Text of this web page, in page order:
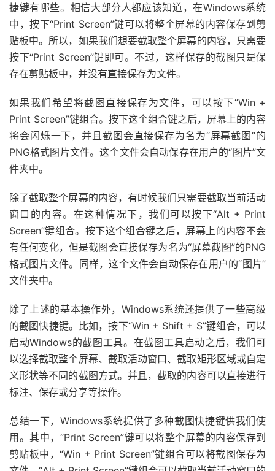
捷键有哪些。相信大部分人都应该知道，在Windows系统
中，按下“Print Screen”键可以将整个屏幕的内容保存到剪
贴板中。所以，如果我们想要截取整个屏幕的内容，只需要
按下“Print Screen”键即可。不过，这样保存的截图只是保
存在剪贴板中，并没有直接保存为文件。
如果我们希望将截图直接保存为文件，可以按下“Win +
Print Screen”键组合。按下这个组合键之后，屏幕上的内容
将会闪烁一下，并且截图会直接保存为名为“屏幕截图”的
PNG格式图片文件。这个文件会自动保存在用户的“图片”文
件夹中。
除了截取整个屏幕的内容，有时候我们只需要截取当前活动
窗口的内容。在这种情况下，我们可以按下“Alt + Print
Screen”键组合。按下这个组合键之后，屏幕上的内容不会
有任何变化，但是截图会直接保存为名为“屏幕截图”的PNG
格式图片文件。同样，这个文件会自动保存在用户的“图片”
文件夹中。
除了上述的基本操作外，Windows系统还提供了一些高级
的截图快捷键。比如，按下“Win + Shift + S”键组合，可以
启动Windows的截图工具。在截图工具启动之后，我们可
以选择截取整个屏幕、截取活动窗口、截取矩形区域或自定
义形状等不同的截图方式。并且，截取的内容可以直接进行
标注、保存或分享等操作。
总结一下，Windows系统提供了多种截图快捷键供我们使
用。其中，“Print Screen”键可以将整个屏幕的内容保存到
剪贴板中，“Win + Print Screen”键组合可以将截图保存为